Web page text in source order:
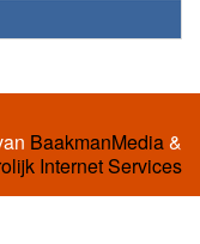
BaakmanMedia&
Internet Services